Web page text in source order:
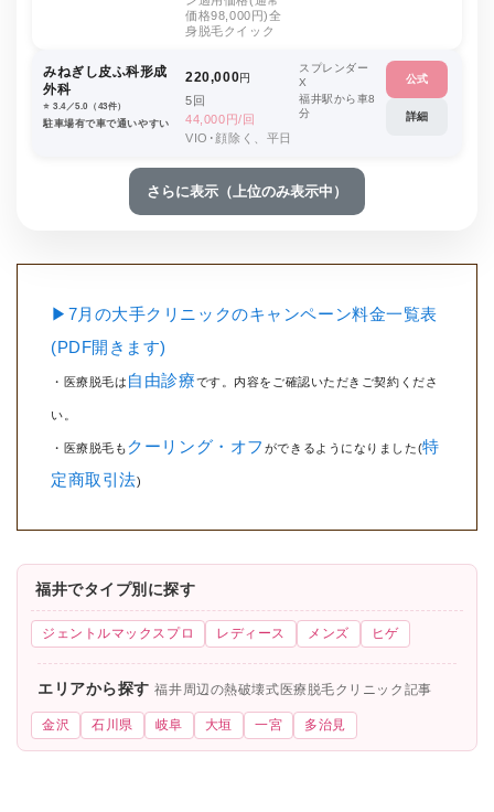
価格98,000円)全
身脱毛クイック
みねぎし皮ふ科形成
外科
⭐️ 3.4／5.0（43件）
駐車場有で車で通いやすい
220,000円
5回
44,000円/回
VIO･顔除く、平日
スプレンダー
X
福井駅から車8
分
公式
詳細
さらに表示（上位のみ表示中）
▶7月の大手クリニックのキャンペーン料金一覧表
(PDF開きます)
・医療脱毛は 自由診療です。内容をご確認いただきご契約くださ
い。
・医療脱毛も クーリング・オフ ができるようになりました(特
定商取引法)
福井でタイプ別に探す
ジェントルマックスプロ レディース メンズ ヒゲ
エリアから探す福井周辺の熱破壊式医療脱毛クリニック記事
金沢 石川県 岐阜 大垣 一宮 多治見